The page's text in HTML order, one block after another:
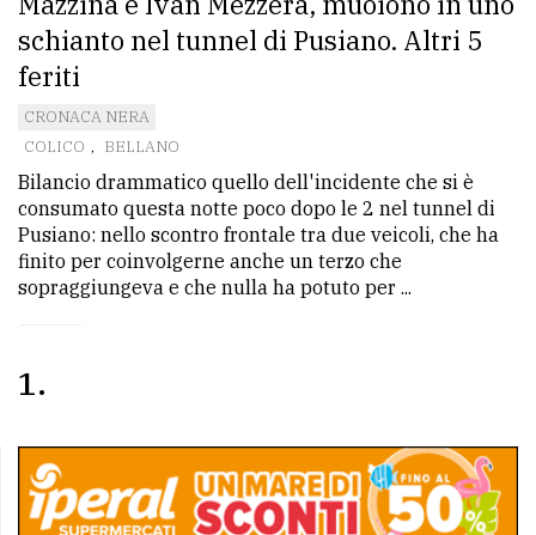
schianto nel tunnel di Pusiano. Altri 5
feriti
CRONACA NERA
COLICO , BELLANO
Bilancio drammatico quello dell'incidente che si è
consumato questa notte poco dopo le 2 nel tunnel di
Pusiano: nello scontro frontale tra due veicoli, che ha
finito per coinvolgerne anche un terzo che
sopraggiungeva e che nulla ha potuto per ...
1